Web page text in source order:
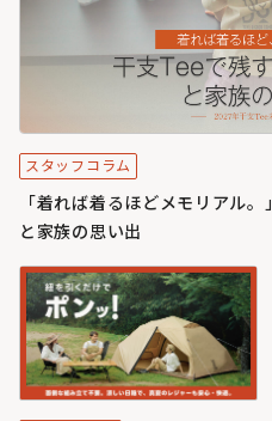
スタッフコラム
「着れば着るほどメモリアル
と家族の思い出